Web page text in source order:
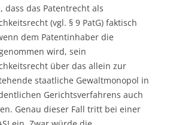
dass das Patentrecht als
(vgl. § 9 PatG) faktisch
dem Patentinhaber die
wird, sein
über das allein zur
staatliche Gewaltmonopol in
Gerichtsverfahrens auch
Genau dieser Fall tritt bei einer